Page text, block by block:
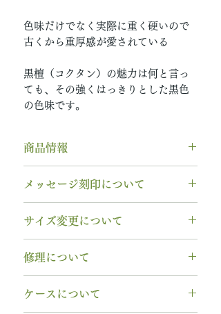
色味だけでなく実際に重く硬いので
古くから重厚感が愛されている
黒檀（コクタン）の魅力は何と言っ
ても、その強くはっきりとした黒色
の色味です。
商品情報
木種： 黒檀
ン
リング幅：3.0mm
納期： 6〜7週間
石サイズ：0.1ct程度 / 直径3.0mm
メッセージ刻印について
フォント：ブロック体
以下の組み合わせが可能です。
A～Z 英字 大文字のみ（※小文
字は不可です）
0～9 数字
サイズ変更について
ません 。
み無料で新品交換
修理について
木部、コーティング修理をご希望
ケースについて